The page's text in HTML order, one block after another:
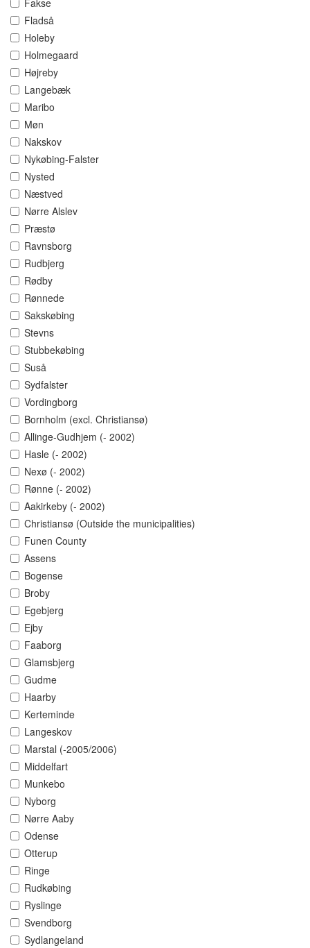
Fakse
Fladså
Holeby
Holmegaard
Højreby
Langebæk
Maribo
Møn
Nakskov
Nykøbing-Falster
Nysted
Næstved
Nørre Alslev
Præstø
Ravnsborg
Rudbjerg
Rødby
Rønnede
Sakskøbing
Stevns
Stubbekøbing
Suså
Sydfalster
Vordingborg
Bornholm (excl. Christiansø)
Allinge-Gudhjem (- 2002)
Hasle (- 2002)
Nexø (- 2002)
Rønne (- 2002)
Aakirkeby (- 2002)
Christiansø (Outside the municipalities)
Funen County
Assens
Bogense
Broby
Egebjerg
Ejby
Faaborg
Glamsbjerg
Gudme
Haarby
Kerteminde
Langeskov
Marstal (-2005/2006)
Middelfart
Munkebo
Nyborg
Nørre Aaby
Odense
Otterup
Ringe
Rudkøbing
Ryslinge
Svendborg
Sydlangeland